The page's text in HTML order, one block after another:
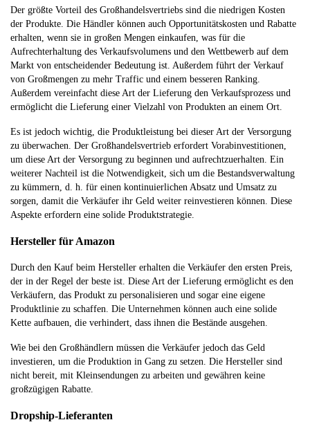
Der größte Vorteil des Großhandelsvertriebs sind die niedrigen Kosten
der Produkte. Die Händler können auch Opportunitätskosten und Rabatte
erhalten, wenn sie in großen Mengen einkaufen, was für die
Aufrechterhaltung des Verkaufsvolumens und den Wettbewerb auf dem
Markt von entscheidender Bedeutung ist. Außerdem führt der Verkauf
von Großmengen zu mehr Traffic und einem besseren Ranking.
Außerdem vereinfacht diese Art der Lieferung den Verkaufsprozess und
ermöglicht die Lieferung einer Vielzahl von Produkten an einem Ort.
Es ist jedoch wichtig, die Produktleistung bei dieser Art der Versorgung
zu überwachen. Der Großhandelsvertrieb erfordert Vorabinvestitionen,
um diese Art der Versorgung zu beginnen und aufrechtzuerhalten. Ein
weiterer Nachteil ist die Notwendigkeit, sich um die Bestandsverwaltung
zu kümmern, d. h. für einen kontinuierlichen Absatz und Umsatz zu
sorgen, damit die Verkäufer ihr Geld weiter reinvestieren können. Diese
Aspekte erfordern eine solide Produktstrategie.
Hersteller für Amazon
Durch den Kauf beim Hersteller erhalten die Verkäufer den ersten Preis,
der in der Regel der beste ist. Diese Art der Lieferung ermöglicht es den
Verkäufern, das Produkt zu personalisieren und sogar eine eigene
Produktlinie zu schaffen. Die Unternehmen können auch eine solide
Kette aufbauen, die verhindert, dass ihnen die Bestände ausgehen.
Wie bei den Großhändlern müssen die Verkäufer jedoch das Geld
investieren, um die Produktion in Gang zu setzen. Die Hersteller sind
nicht bereit, mit Kleinsendungen zu arbeiten und gewähren keine
großzügigen Rabatte.
Dropship-Lieferanten